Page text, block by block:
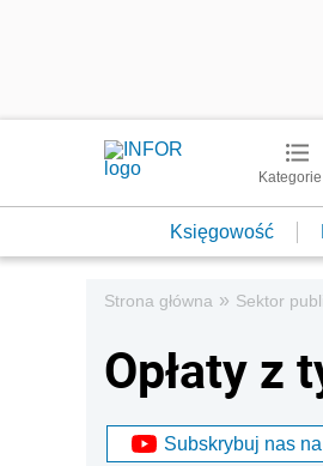
Kategorie
Księgowość
Strona główna » Sektor
Opłaty z
Subskrybuj nas